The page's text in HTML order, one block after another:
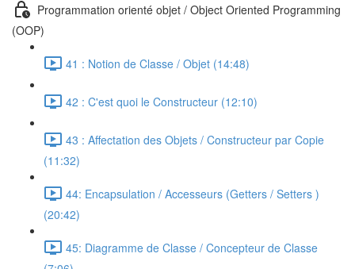
Programmation orienté objet / Object Oriented Programming
(OOP)
41 : Notion de Classe / Objet (14:48)
42 : C'est quoi le Constructeur (12:10)
43 : Affectation des Objets / Constructeur par Copie
(11:32)
44: Encapsulation / Accesseurs (Getters / Setters )
(20:42)
45: Diagramme de Classe / Concepteur de Classe